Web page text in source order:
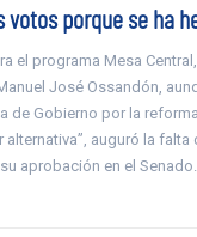
votos porque se ha
el programa Mesa
José Ossandón,
de Gobierno por la
alternativa”, auguró la falta
aprobación en el Senado.